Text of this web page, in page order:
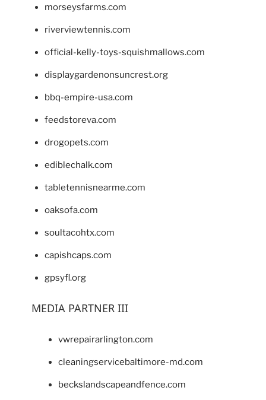
morseysfarms.com
riverviewtennis.com
official-kelly-toys-squishmallows.com
displaygardenonsuncrest.org
bbq-empire-usa.com
feedstoreva.com
drogopets.com
ediblechalk.com
tabletennisnearme.com
oaksofa.com
soultacohtx.com
capishcaps.com
gpsyfl.org
MEDIA PARTNER III
vwrepairarlington.com
cleaningservicebaltimore-md.com
beckslandscapeandfence.com